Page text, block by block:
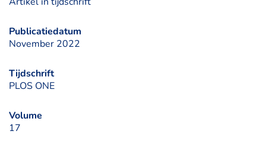
Publicatiedatum
November 2022
Tijdschrift
PLOS ONE
Volume
17